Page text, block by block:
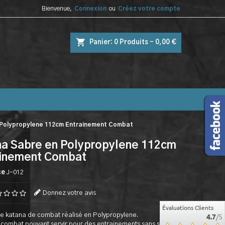
Bienvenue, Connexion ou Créez votre compte
shopping_cart Panier: 0 Produits - 0,00 €
112cm Entrainement Combat
Sabre en Polypropylene 112cm
Combat
J-012
Donnez votre avis
katana de combat réalisé en Polypropylene.
Évaluations Clients
4.7/5